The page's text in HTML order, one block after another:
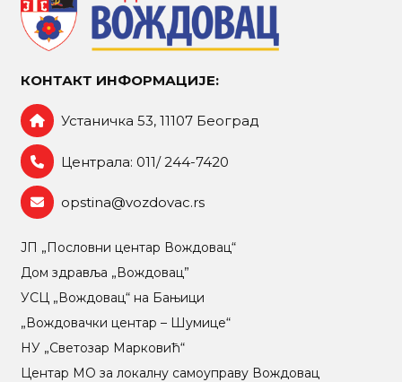
КОНТАКТ ИНФОРМАЦИЈЕ:
Устаничка 53, 11107 Београд
Централа: 011/ 244-7420
opstina@vozdovac.rs
ЈП „Пословни центар Вождовац“
Дом здравља „Вождовац”
УСЦ „Вождовац“ на Бањици
„Вождовачки центар – Шумице“
НУ „Светозар Марковић“
Центар МO за локалну самоуправу Вождовац